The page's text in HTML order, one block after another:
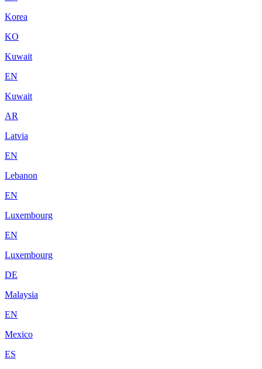
Korea
KO
Kuwait
EN
Kuwait
AR
Latvia
EN
Lebanon
EN
Luxembourg
EN
Luxembourg
DE
Malaysia
EN
Mexico
ES